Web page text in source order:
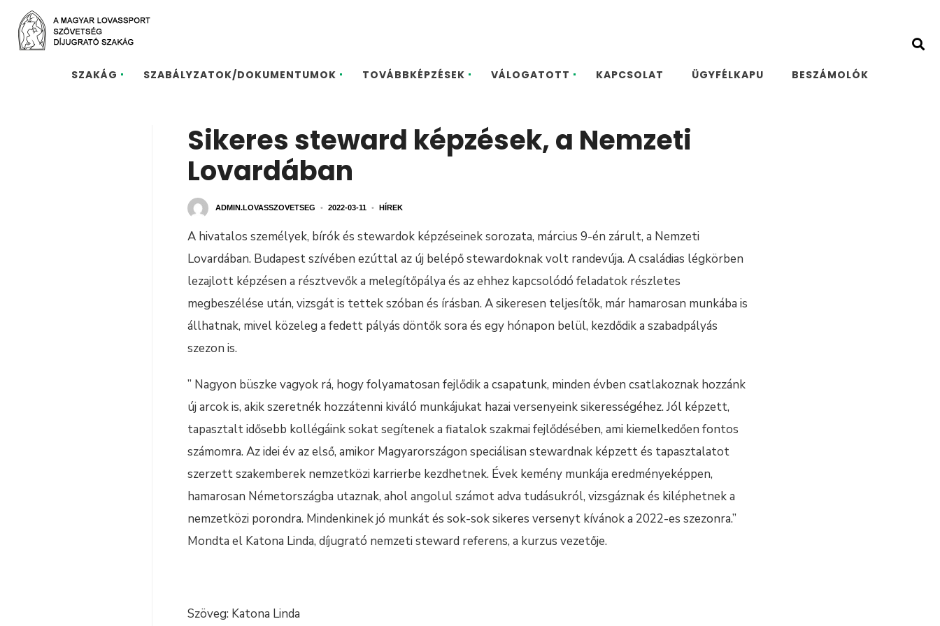
SZAKÁG SZABÁLYZATOK/DOKUMENTUMOK TOVÁBBKÉPZÉSEK VÁLOGATOTT KAPCSOLAT ÜGYFÉLKAPU BESZÁMOLÓK
Sikeres steward képzések, a Nemzeti
Lovardában
ADMIN.LOVASSZOVETSEG • 2022-03-11 • HÍREK
A hivatalos személyek, bírók és stewardok képzéseinek sorozata, március 9-én zárult, a Nemzeti
Lovardában. Budapest szívében ezúttal az új belépő stewardoknak volt randevúja. A családias légkörben
lezajlott képzésen a résztvevők a melegítőpálya és az ehhez kapcsolódó feladatok részletes
megbeszélése után, vizsgát is tettek szóban és írásban. A sikeresen teljesítők, már hamarosan munkába is
állhatnak, mivel közeleg a fedett pályás döntők sora és egy hónapon belül, kezdődik a szabadpályás
szezon is.
” Nagyon büszke vagyok rá, hogy folyamatosan fejlődik a csapatunk, minden évben csatlakoznak hozzánk
új arcok is, akik szeretnék hozzátenni kiváló munkájukat hazai versenyeink sikerességéhez. Jól képzett,
tapasztalt idősebb kollégáink sokat segítenek a fiatalok szakmai fejlődésében, ami kiemelkedően fontos
számomra. Az idei év az első, amikor Magyarországon speciálisan stewardnak képzett és tapasztalatot
szerzett szakemberek nemzetközi karrierbe kezdhetnek. Évek kemény munkája eredményeképpen,
hamarosan Németországba utaznak, ahol angolul számot adva tudásukról, vizsgáznak és kiléphetnek a
nemzetközi porondra. Mindenkinek jó munkát és sok-sok sikeres versenyt kívánok a 2022-es szezonra.”
Mondta el Katona Linda, díjugrató nemzeti steward referens, a kurzus vezetője.
Szöveg: Katona Linda